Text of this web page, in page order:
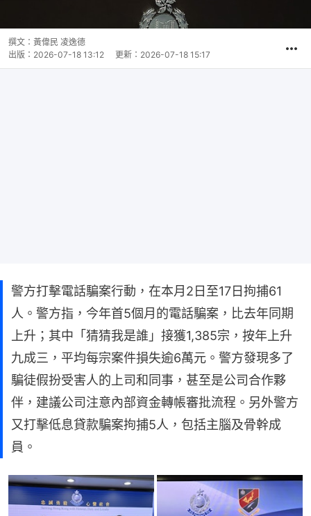
撰文： 黃偉民 凌逸德
出版： 2026-07-18 13:12 更新： 2026-07-18 15:17
警方打擊電話騙案行動，在本月2日至17日拘捕61
人。警方指，今年首5個月的電話騙案，比去年同期
上升；其中「猜猜我是誰」接獲1,385宗，按年上升
九成三，平均每宗案件損失逾6萬元。警方發現多了
騙徒假扮受害人的上司和同事，甚至是公司合作夥
伴，建議公司注意內部資金轉帳審批流程。另外警方
又打擊低息貸款騙案拘捕5人，包括主腦及骨幹成
員。